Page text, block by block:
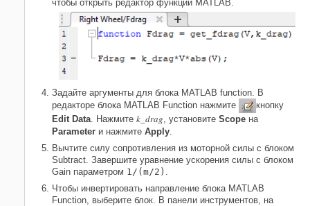
чтобы открыть редактор функции MATLAB.
Задайте аргументы для блока MATLAB function. В
редакторе блока MATLAB Function нажмите
кнопку
Edit Data . Нажмите k_drag , установите Scope на
Parameter и нажмите Apply
Вычтите силу сопротивления из моторной силы с блоком
Subtract . Завершите уравнение ускорения силы с блоком
Gain параметром 1/(m/2)
Чтобы инвертировать направление блока MATLAB
Function , выберите блок. В панели инструментов, на